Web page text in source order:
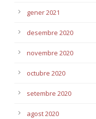
gener 2021
desembre 2020
novembre 2020
octubre 2020
setembre 2020
agost 2020